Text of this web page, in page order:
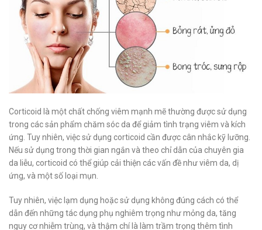
Corticoid là một chất chống viêm mạnh mẽ thường được sử dụng
trong các sản phẩm chăm sóc da để giảm tình trạng viêm và kích
ứng. Tuy nhiên, việc sử dụng corticoid cần được cân nhắc kỹ lưỡng.
Nếu sử dụng trong thời gian ngắn và theo chỉ dẫn của chuyên gia
da liễu, corticoid có thể giúp cải thiện các vấn đề như viêm da, dị
ứng, và một số loại mụn.
Tuy nhiên, việc lạm dụng hoặc sử dụng không đúng cách có thể
dẫn đến những tác dụng phụ nghiêm trọng như mỏng da, tăng
nguy cơ nhiễm trùng, và thậm chí là làm trầm trọng thêm tình